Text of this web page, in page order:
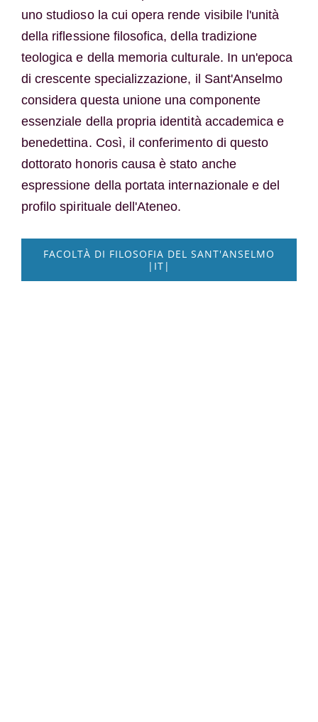
uno studioso la cui opera rende visibile l'unità
della riflessione filosofica, della tradizione
teologica e della memoria culturale. In un'epoca
di crescente specializzazione, il Sant'Anselmo
considera questa unione una componente
essenziale della propria identità accademica e
benedettina. Così, il conferimento di questo
dottorato honoris causa è stato anche
espressione della portata internazionale e del
profilo spirituale dell'Ateneo.
FACOLTÀ DI FILOSOFIA DEL SANT'ANSELMO
|IT|